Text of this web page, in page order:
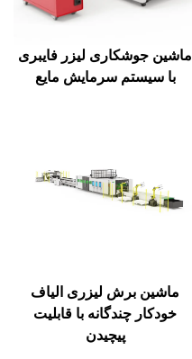
ماشین جوشکاری لیزر فایبری
با سیستم سرمایش مایع
ماشین برش لیزری الیاف
خودکار چندگانه با قابلیت
پیچیدن